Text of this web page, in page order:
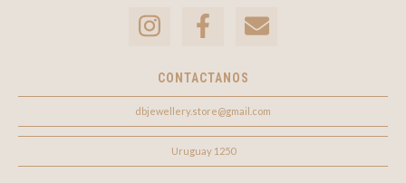
CONTACTANOS
dbjewellery.store@gmail.com
Uruguay 1250